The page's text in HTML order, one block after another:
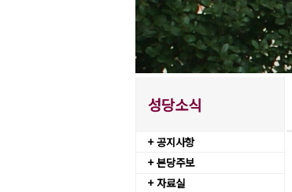
성당소식
+ 공지사항
+ 본당주보
+ 자료실